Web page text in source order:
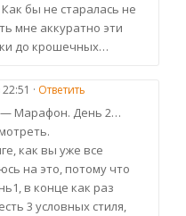
бы не старалась не
мне аккуратно эти
до крошечных…
· Ответить
— Марафон. День 2…
как вы уже все
на это, потому что
в конце как раз
3 условных стиля,